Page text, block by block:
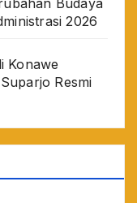
Budaya
2026
Konawe
Resmi